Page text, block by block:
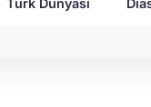
Türk Dünyası